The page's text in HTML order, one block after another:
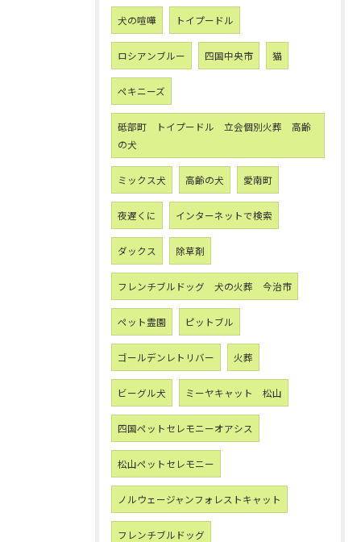
犬の喧嘩 トイプードル
ロシアンブルー 四国中央市 猫
ペキニーズ
砥部町 トイプードル 立会個別火葬 高齢
の犬
ミックス犬 高齢の犬 愛南町
夜遅くに インターネットで検索
ダックス 除草剤
フレンチブルドッグ 犬の火葬 今治市
ペット霊園 ピットブル
ゴールデンレトリバー 火葬
ビーグル犬 ミーヤキャット 松山
四国ペットセレモニーオアシス
松山ペットセレモニー
ノルウェージャンフォレストキャット
フレンチブルドッグ